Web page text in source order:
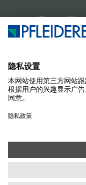
产品
解决方案
SUSTAINABILITY
通讯